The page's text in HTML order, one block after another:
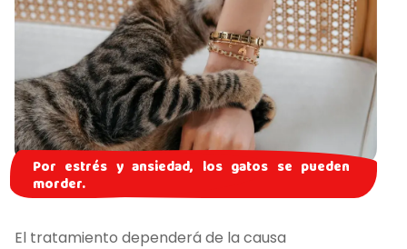
Por estrés y ansiedad, los gatos se pueden
morder.
El tratamiento dependerá de la causa